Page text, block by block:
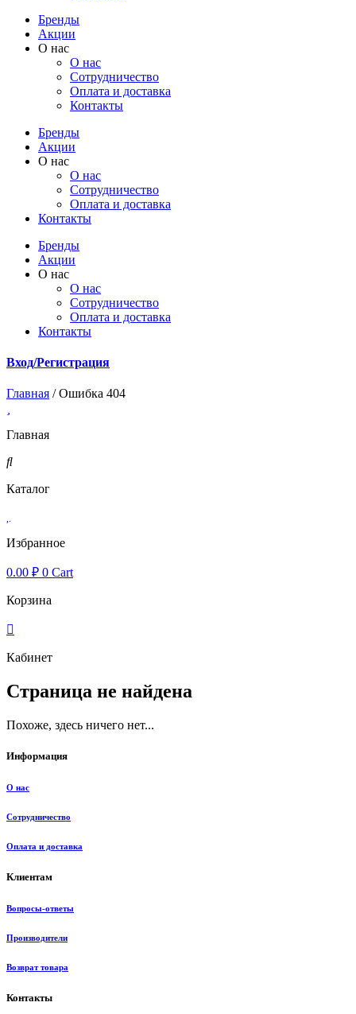
Бренды
Акции
О нас
О нас
Cотрудничество
Оплата и доставка
Контакты
Бренды
Акции
О нас
О нас
Cотрудничество
Оплата и доставка
Контакты
Бренды
Акции
О нас
О нас
Cотрудничество
Оплата и доставка
Контакты
Вход/Регистрация
Главная / Ошибка 404
Главная
Каталог
Избранное
0.00 ₽ 0 Cart
Корзина
Кабинет
Страница не найдена
Похоже, здесь ничего нет...
Информация
О нас
Сотрудничество
Оплата и доставка
Клиентам
Вопросы-ответы
Производители
Возврат товара
Контакты